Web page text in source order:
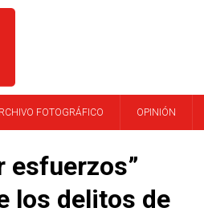
FOTOGRÁFICO OPINIÓN
esfuerzos”
los delitos de